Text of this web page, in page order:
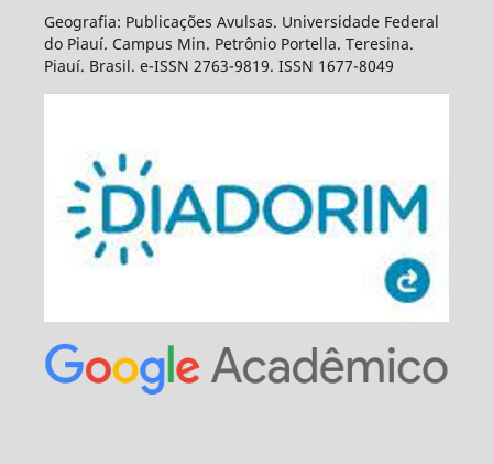
Geografia: Publicações Avulsas. Universidade Federal
do Piauí. Campus Min. Petrônio Portella. Teresina.
Piauí. Brasil. e-ISSN 2763-9819. ISSN 1677-8049